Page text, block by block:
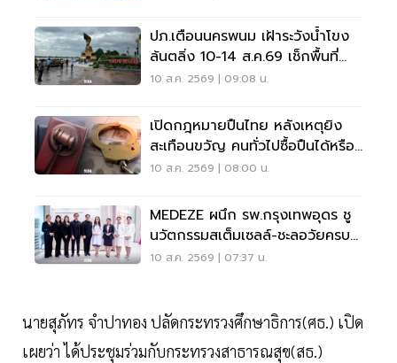
ปภ.เตือนนครพนม เฝ้าระวังน้ำโขง
ล้นตลิ่ง 10-14 ส.ค.69 เช็กพื้นที่
เสี่ยงด่วน
10 ส.ค. 2569 | 09:08 น.
เปิดกฎหมายปืนไทย หลังเหตุยิง
สะเทือนขวัญ คนทั่วไปซื้อปืนได้หรือ
ไม่?
10 ส.ค. 2569 | 08:00 น.
MEDEZE ผนึก รพ.กรุงเทพอุดร ชู
นวัตกรรมสเต็มเซลล์-ชะลอวัยครบ
วงจร
10 ส.ค. 2569 | 07:37 น.
นายสุภัทร จำปาทอง ปลัดกระทรวงศึกษาธิการ(ศธ.) เปิด
เผยว่า ได้ประชุมร่วมกับกระทรวงสาธารณสุข(สธ.)